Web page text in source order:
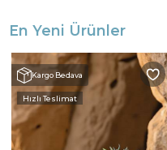
En Yeni Ürünler
Kargo Bedava
Hızlı Teslimat